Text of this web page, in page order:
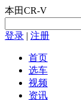
本田CR-V
登录 | 注册
首页
选车
视频
资讯